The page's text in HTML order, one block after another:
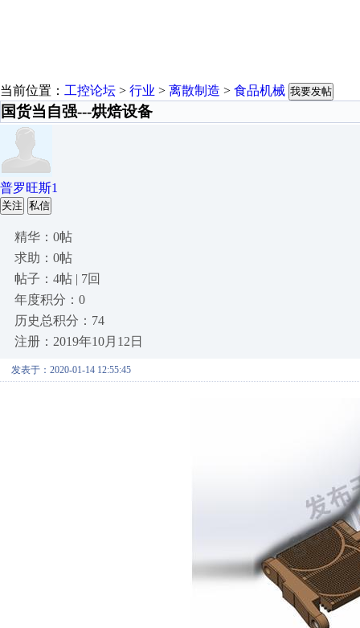
当前位置： 工控论坛 > 行业 > 离散制造 > 食品机械 我要发帖
国货当自强---烘焙设备
普罗旺斯1
关注 私信
精华：0帖
求助：0帖
帖子：4帖 | 7回
年度积分：0
历史总积分：74
注册：2019年10月12日
发表于：2020-01-14 12:55:45